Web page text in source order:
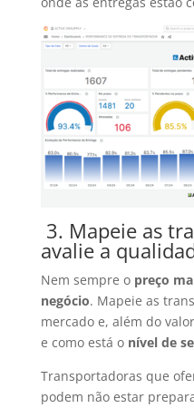
3. Mapeie as
avalie a
Nem sempre opreço
negócio. Mapeie as
mercado e, além do
e como está onível de
Transportadoras que
podem não estar